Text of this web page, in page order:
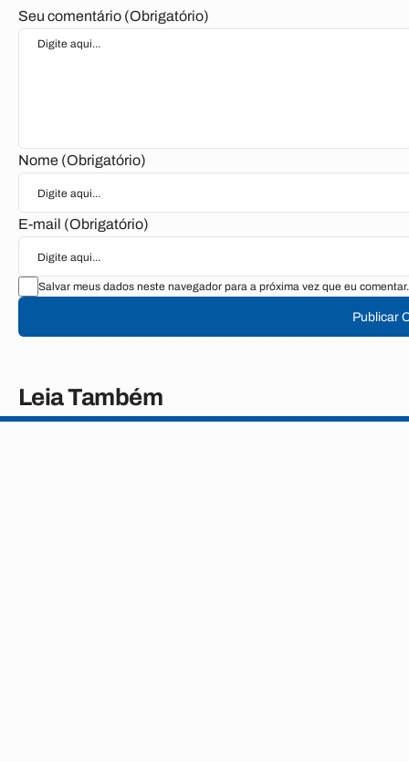
Seu comentário (Obrigatório)
Nome (Obrigatório)
E-mail (Obrigatório)
Salvar meus dados neste navegador para a próxima vez que eu comentar.
Publicar
Leia Também